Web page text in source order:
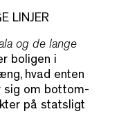
LINJER
og de lange
boligen i
hvad enten
sig om bottom-
på statsligt